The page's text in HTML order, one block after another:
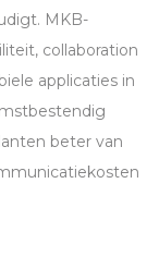
MKB-
collaboration
applicaties in
beter van